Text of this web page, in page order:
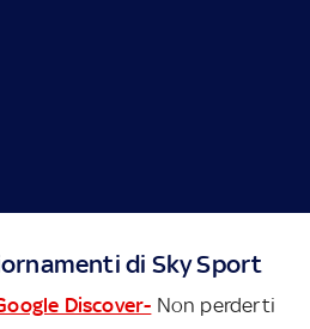
di Sky Sport
Discover- Non perderti